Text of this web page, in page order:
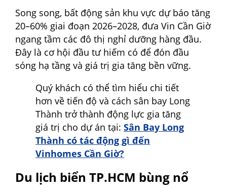
Song song, bất động sản khu vực dự báo tăng
20–60% giai đoạn 2026–2028, đưa Vin Cần Giờ
ngang tầm các đô thị nghỉ dưỡng hàng đầu.
Đây là cơ hội đầu tư hiếm có để đón đầu
sóng hạ tầng và giá trị gia tăng bền vững.
Quý khách có thể tìm hiểu chi tiết
hơn về tiến độ và cách sân bay Long
Thành trở thành động lực gia tăng
giá trị cho dự án tại: Sân Bay Long
Thành có tác động gì đến
Vinhomes Cần Giờ?
Du lịch biển TP.HCM bùng nổ